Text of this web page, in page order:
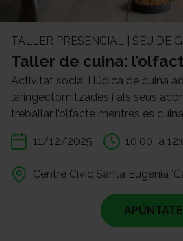
TALLER PRESENCIAL | SEU DE
Taller de cuina:
Activitat social i lúdica de cuina
laringectomitzades i als seus
treballar l’olfacte mentres es
11/12/2025 10:00 a
Centre Cívic Santa Eugènia
APÚNTATE